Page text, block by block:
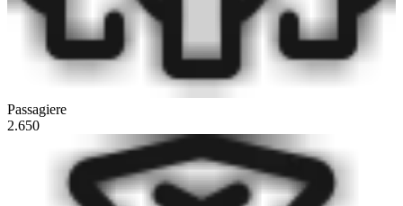
Passagiere
2.650